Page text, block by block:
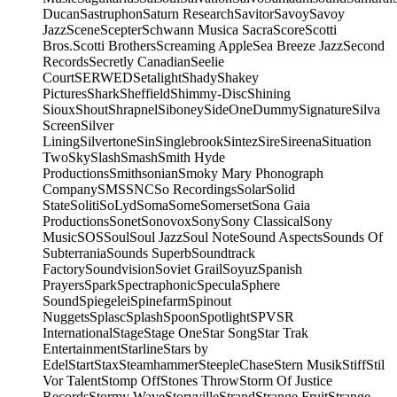
DucanSastruphonSaturn ResearchSavitorSavoySavoy
JazzSceneScepterSchwann Musica SacraScoreScotti
Bros.Scotti BrothersScreaming AppleSea Breeze JazzSecond
RecordsSecretly CanadianSeelie
CourtSERWEDSetalightShadyShakey
PicturesSharkSheffieldShimmy-DiscShining
SiouxShoutShrapnelSiboneySideOneDummySignatureSilva
ScreenSilver
LiningSilvertoneSinSinglebrookSintezSireSireenaSituation
TwoSkySlashSmashSmith Hyde
ProductionsSmithsonianSmoky Mary Phonograph
CompanySMSSNCSo RecordingsSolarSolid
StateSolitiSoLydSomaSomeSomersetSona Gaia
ProductionsSonetSonovoxSonySony ClassicalSony
MusicSOSSoulSoul JazzSoul NoteSound AspectsSounds Of
SubterraniaSounds SuperbSoundtrack
FactorySoundvisionSoviet GrailSoyuzSpanish
PrayersSparkSpectraphonicSpeculaSphere
SoundSpiegeleiSpinefarmSpinout
NuggetsSplascSplashSpoonSpotlightSPVSR
InternationalStageStage OneStar SongStar Trak
EntertainmentStarlineStars by
EdelStartStaxSteamhammerSteepleChaseStern MusikStiffStil
Vor TalentStomp OffStones ThrowStorm Of Justice